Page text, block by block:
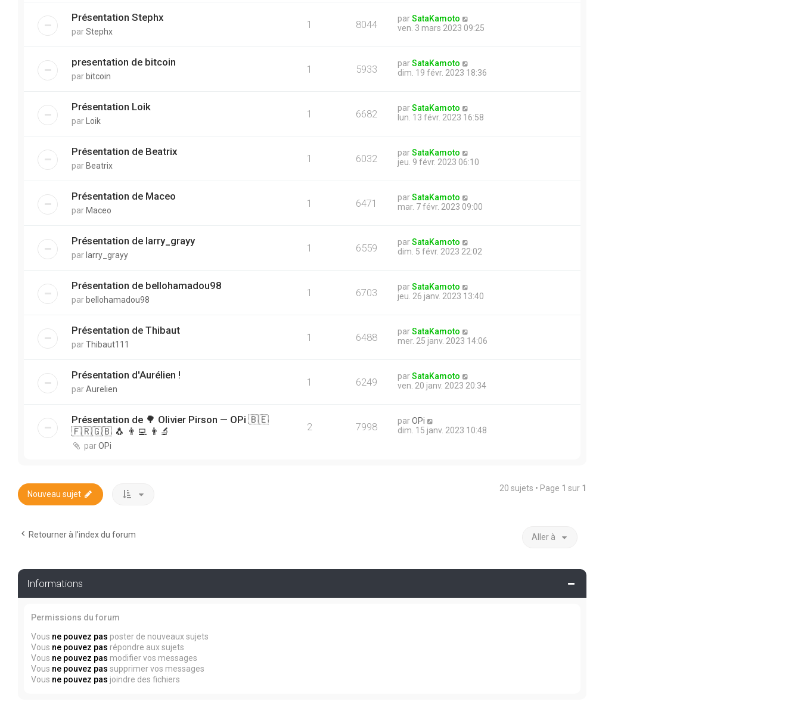
Présentation Stephx
parStephx
1 8044 parSataKamoto
ven. 3 mars 2023 09:25
presentation de bitcoin
par bitcoin
1 5933 parSataKamoto
dim. 19 févr. 2023 18:36
Présentation Loik
par Loik
1 6682 parSataKamoto
lun. 13 févr. 2023 16:58
Présentation de Beatrix
par Beatrix
1 6032 parSataKamoto
jeu. 9 févr. 2023 06:10
Présentation de Maceo
par Maceo
1 6471 parSataKamoto
mar. 7 févr. 2023 09:00
Présentation de larry_grayy
par larry_grayy
1 6559 parSataKamoto
dim. 5 févr. 2023 22:02
Présentation de bellohamadou98
par bellohamadou98
1 6703 parSataKamoto
jeu. 26 janv. 2023 13:40
Présentation de Thibaut
parThibaut111
1 6488 parSataKamoto
mer. 25 janv. 2023 14:06
Présentation d'Aurélien !
parAurelien
1 6249 parSataKamoto
ven. 20 janv. 2023 20:34
Présentation de 🌳 Olivier Pirson — OPi 🇧🇪
🇫🇷🇬🇧 🐧 👨‍💻 👨‍🔬
parOPi
2 7998 parOPi
dim. 15 janv. 2023 10:48
Nouveau sujet
20 sujets • Page 1 sur 1
Retourner à l’index du forum Aller à
Informations
Permissions du forum
Vous ne pouvez pas poster de nouveaux sujets
Vous ne pouvez pas répondre aux sujets
Vous ne pouvez pas modifier vos messages
Vous ne pouvez pas supprimer vos messages
Vous ne pouvez pas joindre des fichiers